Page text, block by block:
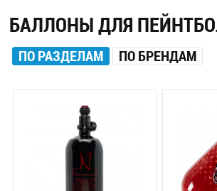
БАЛЛОНЫ ДЛЯ
ПО РАЗДЕЛАМ ПО БРЕНДАМ